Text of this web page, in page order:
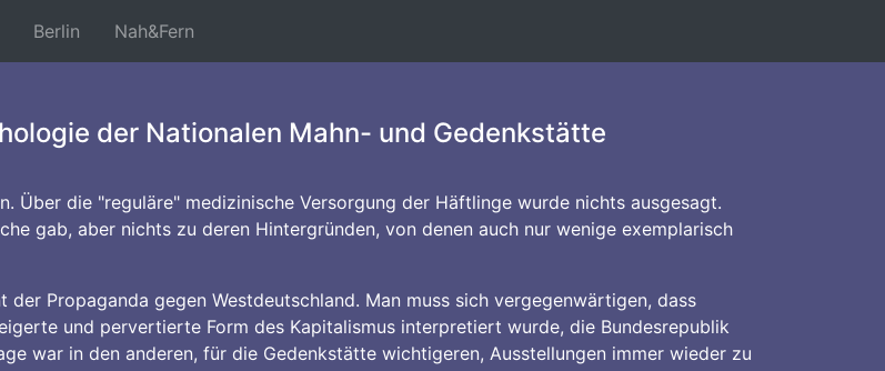
Berlin (current)
Nah&Fern
der Nationalen Mahn- und Gedenkstätte
Über die "reguläre" medizinische Versorgung der Häftlinge wurde nichts ausgesagt.
gab, aber nichts zu deren Hintergründen, von denen auch nur wenige exemplarisch
Propaganda gegen Westdeutschland. Man muss sich vergegenwärtigen, dass
und pervertierte Form des Kapitalismus interpretiert wurde, die Bundesrepublik
war in den anderen, für die Gedenkstätte wichtigeren, Ausstellungen immer wieder zu